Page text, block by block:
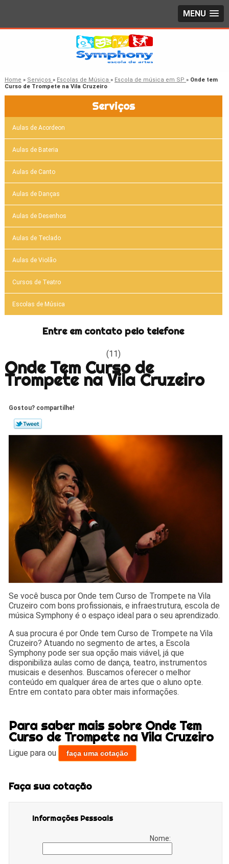
MENU
Home » Serviços » Escolas de Música » Escola de música em SP » Onde tem
Curso de Trompete na Vila Cruzeiro
Serviços
Aulas de Acordeon
Aulas de Bateria
Aulas de Canto
Aulas de Danças
Aulas de Desenhos
Aulas de Teclado
Aulas de Violão
Cursos de Teatro
Escolas de Música
Entre em contato pelo telefone
(11)
Onde Tem Curso de
Trompete na Vila Cruzeiro
Gostou? compartilhe!
Se você busca por Onde tem Curso de Trompete na Vila
Cruzeiro com bons profissionais, e infraestrutura, escola de
música Symphony é o espaço ideal para o seu aprendizado.
A sua procura é por Onde tem Curso de Trompete na Vila
Cruzeiro? Atuando no segmento de artes, a Escola
Symphony pode ser sua opção mais viável, já que
disponibiliza aulas como de dança, teatro, instrumentos
musicais e desenhos. Buscamos oferecer o melhor
conteúdo em qualquer área de artes que o aluno opte.
Entre em contato para obter mais informações.
Para saber mais sobre Onde Tem
Curso de Trompete na Vila Cruzeiro
Ligue paraou faça uma cotação
Faça sua cotação
Informações Pessoais
Nome: